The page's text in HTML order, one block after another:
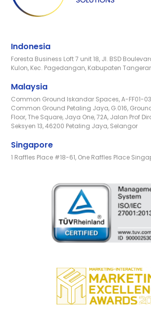
Indonesia
Foresta Business Loft 7 unit 18, Jl. BSD
Kulon, Kec. Pagedangan, Kabupaten
Malaysia
Common Ground Iskandar Spaces, A-FF01-
Common Ground Petaling Jaya, G.016, Ground
Floor, The Square, Jaya One, 72A, Jalan Prof
Seksyen 13, 46200 Petaling Jaya, Selangor
Singapore
1 Raffles Place #18-61, One Raffles Place